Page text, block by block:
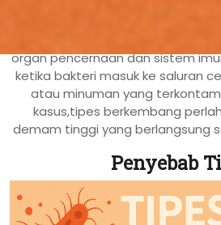
organ pencernaan dan sistem
ketika bakteri masuk ke saluran
atau minuman yang
kasus,tipes berkembang
demam tinggi yang berlangsung
Penyebab